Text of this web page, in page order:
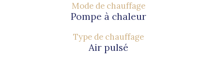
Mode de chauffage
Pompe à chaleur
Type de chauffage
Air pulsé